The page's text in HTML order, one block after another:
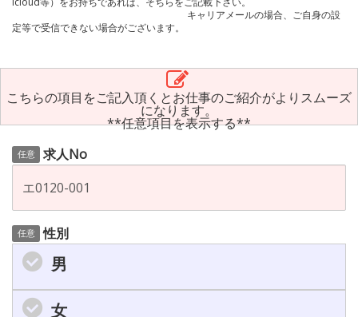
キャリアメールの場合、ご自身の設
定等で受信できない場合がございます。
こちらの項目をご記入頂くとお仕事のご紹介がよりスムーズ
になります。
**任意項目を表示する**
任意 求人No
任意 性別
男
女